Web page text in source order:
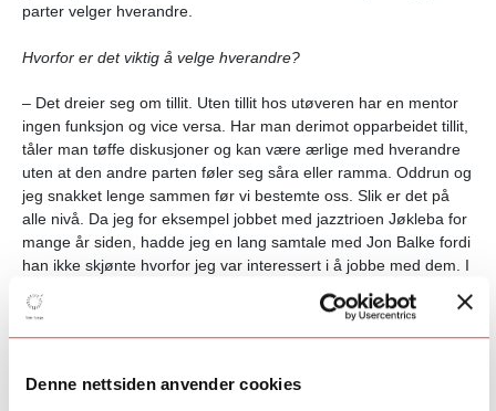
Denne nettsiden anvender cookies
parter velger hverandre.
Hvorfor er det viktig å velge hverandre?
– Det dreier seg om tillit. Uten tillit hos utøveren har en mentor
ingen funksjon og vice versa. Har man derimot opparbeidet tillit,
tåler man tøffe diskusjoner og kan være ærlige med hverandre
uten at den andre parten føler seg såra eller ramma. Oddrun og
jeg snakket lenge sammen før vi bestemte oss. Slik er det på
alle nivå. Da jeg for eksempel jobbet med jazztrioen Jøkleba for
mange år siden, hadde jeg en lang samtale med Jon Balke fordi
han ikke skjønte hvorfor jeg var interessert i å jobbe med dem. I
fikk etablert nødvendig tillit og gjensidig respekt.
måte enn tidligere. Unge musikere bør løsrive seg fra tanken